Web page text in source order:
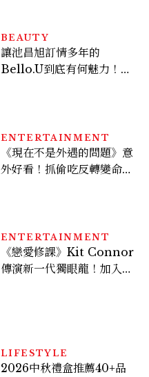
BEAUTY
讓池昌旭訂情多年的
Bello.U到底有何魅力！揭
倦感，超神！
ENTERTAINMENT
《現在不是外遇的問題》意
外好看！抓偷吃反轉變命
看點懶人包
ENTERTAINMENT
《戀愛修課》Kit Connor
傳演新一代獨眼龍！加入新
LIFESTYLE
2026中秋禮盒推薦40+品